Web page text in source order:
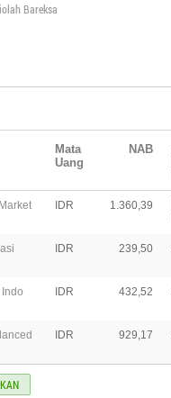
Bareksa
Mata
Uang
NAB
IDR 1.360,39
IDR 239,50
IDR 432,52
IDR 929,17